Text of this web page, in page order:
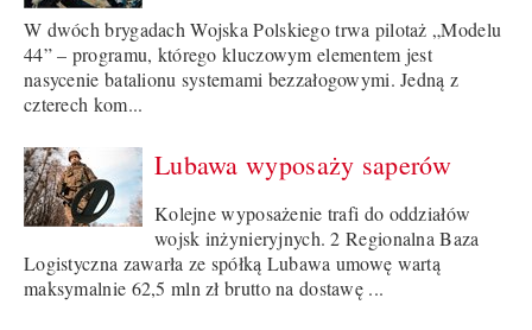
W dwóch brygadach Wojska Polskiego trwa pilotaż „Modelu
44” – programu, którego kluczowym elementem jest
nasycenie batalionu systemami bezzałogowymi. Jedną z
czterech kom...
Lubawa wyposaży saperów
Kolejne wyposażenie trafi do oddziałów
wojsk inżynieryjnych. 2 Regionalna Baza
Logistyczna zawarła ze spółką Lubawa umowę wartą
maksymalnie 62,5 mln zł brutto na dostawę ...